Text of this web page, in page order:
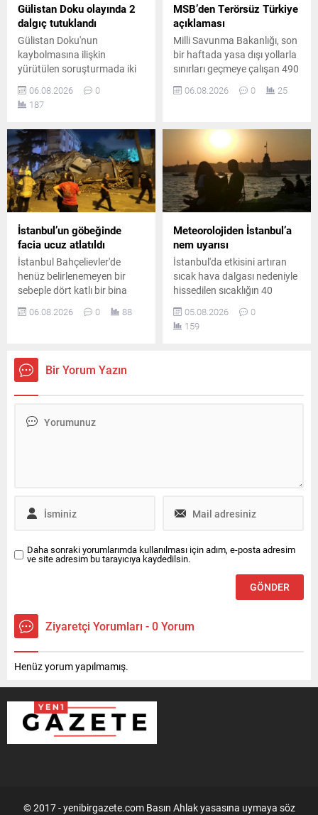
Gülistan Doku olayında 2
dalgıç tutuklandı
Gülistan Doku'nun
kaybolmasına ilişkin
yürütülen soruşturmada iki
suçlamasıyla tutuklandı.
Soruşturma kapsamında
barajda bulunan delillere
ilişkin iddialar yeniden
gündeme geldi.
06.08.2026
0
187
MSB’den Terörsüz Türkiye
açıklaması
Milli Savunma Bakanlığı, son
bir haftada yasa dışı yollarla
sınırları geçmeye çalışan 490
hudut hattında yaklaşık 8
06.08.2026 0 25
İstanbul’un göbeğinde
facia ucuz atlatıldı
İstanbul Bahçelievler'de
henüz belirlenemeyen bir
sebeple dört katlı bir bina
büyük bir gürültüyle yıkıldı.
Şans eseri daha önceden
güvenlik önlemleri alındı.
06.08.2026 0 88
Meteorolojiden İstanbul’a
nem uyarısı
İstanbul'da etkisini artıran
sıcak hava dalgası nedeniyle
hissedilen sıcaklığın 40
dereceye yaklaşması
bekleniyor. Gece saatlerinde
ise yüksek nem vatandaşları
05.08.2026
0
159
Bir Yorum Yazın
Daha sonraki yorumlarımda kullanılması için adım, e-posta adresim
ve site adresim bu tarayıcıya kaydedilsin.
Ziyaretçi Yorumları - 0 Yorum
Henüz yorum yapılmamış.
© 2017 - yenibirgazete.com Basın Ahlak yasasına uymaya söz